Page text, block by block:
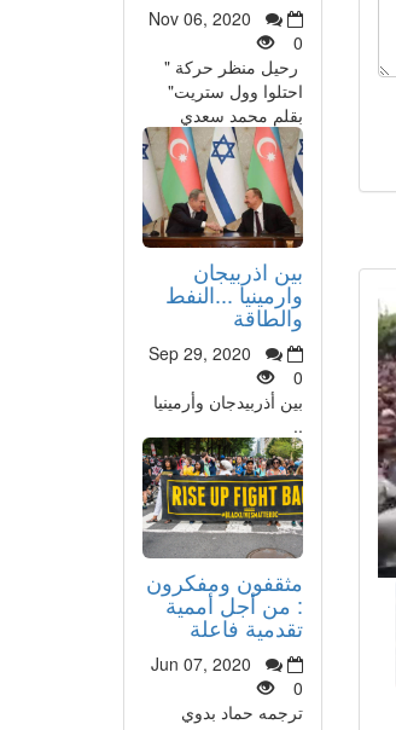
Nov 06, 2020
0
رحيل منظر حركة "
احتلوا وول ستريت"
بقلم محمد سعدي
بين اذربيجان
وارمينيا ...النفط
والطاقة
Sep 29, 2020
0
بين أذربيدجان وأرمينيا
..
مثقفون ومفكرون
: من أجل أممية
تقدمية فاعلة
Jun 07, 2020
0
ترجمه حماد بدوي